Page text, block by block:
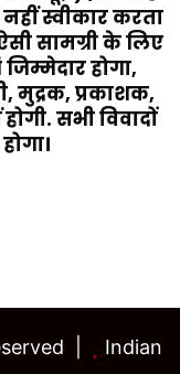
स्वीकार करता
सामग्री के लिए
होगा,
मुद्रक, प्रकाशक,
सभी विवादों
|
Indian